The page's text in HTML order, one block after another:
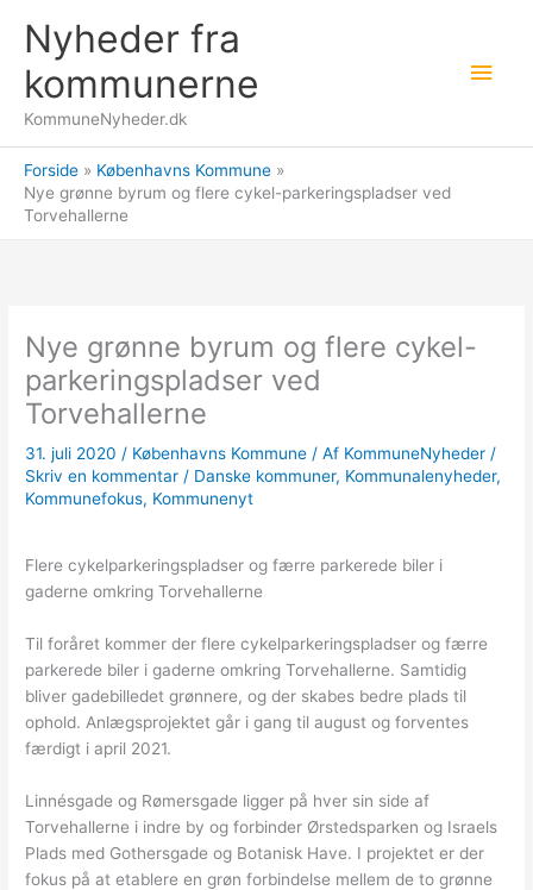
indholdet
Nyheder fra
kommunerne
KommuneNyheder.dk
Forside
Københavns Kommune
Nye grønne byrum og flere cykel-parkeringspladser ved
Torvehallerne
Nye grønne byrum og flere cykel-
parkeringspladser ved
Torvehallerne
31. juli 2020 / Københavns Kommune / Af KommuneNyheder /
Skriv en kommentar / Danske kommuner, Kommunalenyheder,
Kommunefokus, Kommunenyt
Flere cykelparkeringspladser og færre parkerede biler i
gaderne omkring Torvehallerne
Til foråret kommer der flere cykelparkeringspladser og færre
parkerede biler i gaderne omkring Torvehallerne. Samtidig
bliver gadebilledet grønnere, og der skabes bedre plads til
ophold. Anlægsprojektet går i gang til august og forventes
færdigt i april 2021.
Linnésgade og Rømersgade ligger på hver sin side af
Torvehallerne i indre by og forbinder Ørstedsparken og Israels
Plads med Gothersgade og Botanisk Have. I projektet er der
fokus på at etablere en grøn forbindelse mellem de to grønne